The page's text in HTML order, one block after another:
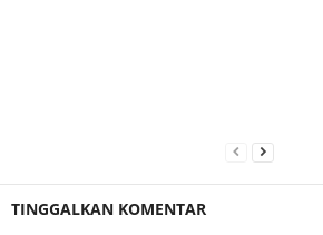
TINGGALKAN KOMENTAR